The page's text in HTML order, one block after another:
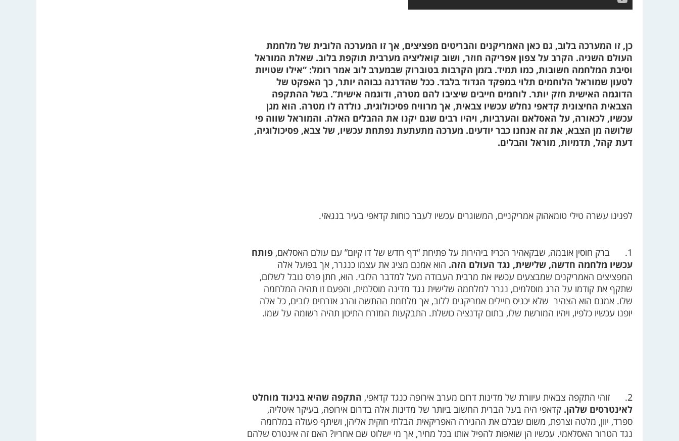
כן, זו המערכה בלוב, גם כאן האמריקנים והבריטים מפציצים, אך זו המערכה הלובית של מלחמת
העולם השניה. הקרב על צפון אפריקה חוזר, ושוב קואליציה מערבית תוקפת בלוב. שאלת המוראל
וסיבת המלחמה חשובות, כמו תמיד. בזמן הקרבות בטוברוק שבמערב לוב אמר רומל: “אילו שטויות
לטעון שמוראל הלוחמים תלוי במפקד הגדוד בלבד. ככל שהדרגה גבוהה יותר, כך האפקט של
הדוגמה האישית חזק יותר. לוחמים חייבים שיציבו להם מטרה, ודוגמה אישית”. בשל ההתקפה
הצבאית החיצונית קדאפי נחלש עכשיו צבאית, אך מרוויח פסיכולוגית. נולדה לו מטרה. הוא מגן
עכשיו, לכאורה, על האסלאם והערביות, ויהיו רבים שגם יקנו את ההבלים האלה. והמוראל שווה פי
שלושה מן הצבא, את זה אנחנו כבר יודעים. מערכה מתעתעת נפתחת עכשיו, של צבא, פסיכולוגיה,
דעת קהל, תדמיות, מוראל והבלים.
לפנינו עשרה טילי טומאהוק אמריקניים, המשוגרים עכשיו לעבר כוחות קדאפי בעיר בנגאזי.
1. ברק חוסין אובמה, שבקאהיר הכריז ביהירות על פתיחת “דף חדש של דו קיום” עם עולם האסלאם, פותח
עכשיו מלחמה חדשה, שלישית, נגד העולם הזה. הוא אמנם מציג את עצמו כנגרר, אך בפועל אלה
המפציצים האמריקנים שמבצעים עכשיו את מרבית העבודה מעל למדבר הלובי. הוא, חתן פרס נובל לשלום,
שתקף את קודמו על הרג מוסלמים, נגרר למלחמה שלישית נגד מדינה מוסלמית, והפעם זו תהיה המלחמה
שלו. אמנם הוא הצהיר שלא יכניס חיילים אמריקנים ללוב, אך מלחמת ההתשה והרג אזרחים לובים, כל אלה
יופנו עכשיו כלפיו, ויהיו המורשת שלו, בתום קדנציה כושלת. התבקעות המזרח התיכון תהיה רשומה על שמו.
2. זוהי התקפה צבאית עיוורת של מדינות דרום מערב אירופה כנגד קדאפי, התקפה שהיא בניגוד מוחלט
לאינטרסים שלהן. קדאפי היה בעל הברית החשוב ביותר של מדינות אלה בדרום אירופה, בעיקר איטליה,
ספרד, יוון, מלטה וצרפת, משום שבלם את ההגירה האפריקאית הבלתי חוקית אליהן, ושיתף פעולה במלחמה
נגד הטרור האסלאמי. עכשיו הן שואפות להפיל אותו בכל מחיר, אך מי ישלוט שם אחריו? האם זה אינטרס שלהם